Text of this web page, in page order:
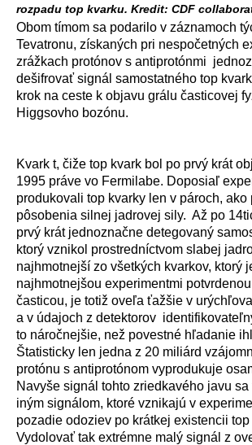
rozpadu top kvarku. Kredit: CDF
Obom tímom sa podarilo v záznamoch
Tevatronu, získaných pri nespočetných
zrážkach protónov s antiprotónmi
dešifrovať signál samostatného top
krok na ceste k objavu grálu časticovej
Higgsovho bozónu.
Kvark t, čiže top kvark bol po prvý krát
1995 práve vo Fermilabe. Doposiaľ
produkovali top kvarky len v pároch, ako
pôsobenia silnej jadrovej sily. Až po
prvý krát jednoznačne detegovaný
ktorý vznikol prostredníctvom slabej
najhmotnejší zo všetkých kvarkov, ktorý
najhmotnejšou experimentmi
časticou, je totiž oveľa ťažšie v
a v údajoch z detektorov
to náročnejšie, než povestné hľadanie
Štatisticky len jedna z 20 miliárd
protónu s antiprotónom vyprodukuje
Navyše signál tohto zriedkavého javu
iným signálom, ktoré vznikajú v
pozadie odoziev po krátkej existencii top
Vydolovať tak extrémne malý signál z